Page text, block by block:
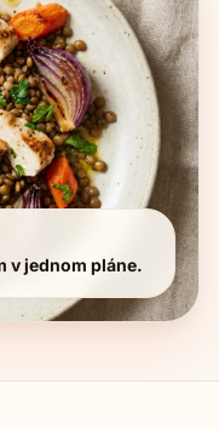
v jednom pláne.